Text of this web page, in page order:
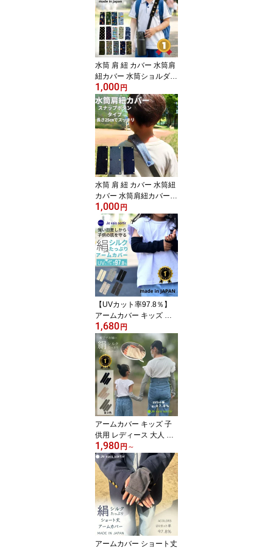
稚園 通園 通学 水筒 ショ
ルダー スナップ ボタン
ハンドメイド 日本製 送
料無料
水筒 肩 紐 カバー 水筒肩
紐カバー 水筒ショルダー
パッド 肩パッド 紐カバ
ー 子供 水筒紐カバー 肩
ベルト カバー 肩紐 水筒
肩掛けカバー 1000円ポ
ッキリ 幼稚園 小学生 保
育園 ハンドメイド 洗え
る 送料無料 日本製
1,000 円
水筒 肩 紐 カバー 水筒紐
カバー 水筒肩紐カバー
子供 水筒 1000円ポッキ
リ 肩紐カバー 肩パッド
痛くない 紐カバー 子供
キッズ シンプル おしゃ
れ 水筒 ヒモ ハンドメイ
ド 洗える ヒッコリー デ
ニム 送料無料 日本製
1,000 円
【UVカット率97.8％】
アームカバー キッズ 子
供用アームカバー シルク
コットン 日本製 キッズ
ベビー 赤ちゃん 日焼け
対策 暑さ対策 虫よけ シ
ルク コットン 男の子 女
の子 アウトドア おしゃ
れ かわいい 無地 日本製
1,680 円
アームカバー キッズ 子
供用 レディース 大人 シ
ルク コットン アームカ
バー 親子 お揃い シルク
コットン 親子ペア uvカ
ット 日焼け対策 指穴付
き 子供 大人 おしゃれ 可
愛い グレー ブラック オ
フホワイト シンプル 日
本製
1,980 円 ～
アームカバー ショート丈